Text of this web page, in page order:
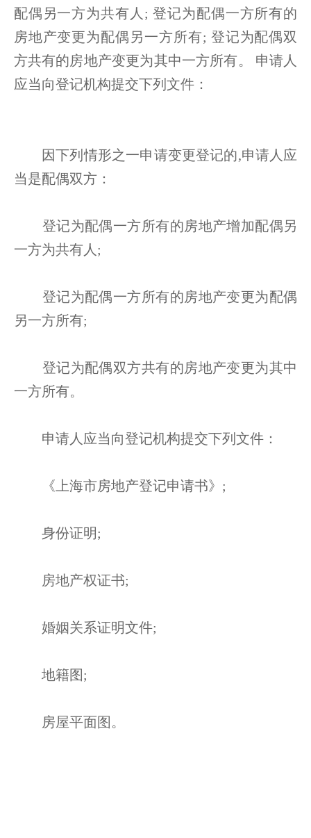
配偶另一方为共有人; 登记为配偶一方所有的
房地产变更为配偶另一方所有; 登记为配偶双
方共有的房地产变更为其中一方所有。 申请人
应当向登记机构提交下列文件：
因下列情形之一申请变更登记的,申请人应
当是配偶双方：
登记为配偶一方所有的房地产增加配偶另
一方为共有人;
登记为配偶一方所有的房地产变更为配偶
另一方所有;
登记为配偶双方共有的房地产变更为其中
一方所有。
申请人应当向登记机构提交下列文件：
《上海市房地产登记申请书》;
身份证明;
房地产权证书;
婚姻关系证明文件;
地籍图;
房屋平面图。